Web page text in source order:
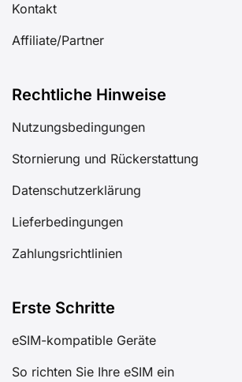
Kontakt
Affiliate/Partner
Rechtliche Hinweise
Nutzungsbedingungen
Stornierung und Rückerstattung
Datenschutzerklärung
Lieferbedingungen
Zahlungsrichtlinien
Erste Schritte
eSIM-kompatible Geräte
So richten Sie Ihre eSIM ein